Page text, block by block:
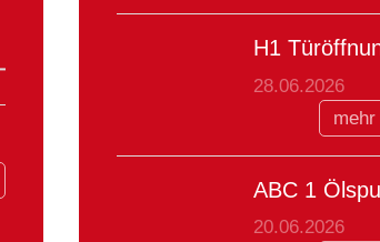
H1
28.06.2026
ABC 1
20.06.2026